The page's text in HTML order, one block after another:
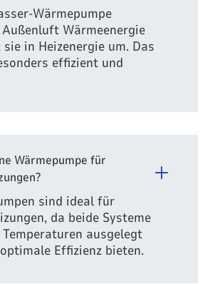
Wärmepumpe
Wärmeenergie
in Heizenergie um. Das
effizient und
Wärmepumpe für
sind ideal für
da beide Systeme
ausgelegt
Effizienz bieten.